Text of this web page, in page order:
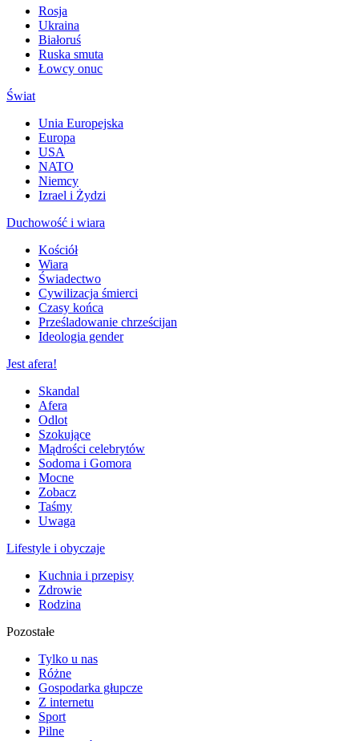
Rosja
Ukraina
Białoruś
Ruska smuta
Łowcy onuc
Świat
Unia Europejska
Europa
USA
NATO
Niemcy
Izrael i Żydzi
Duchowość i wiara
Kościół
Wiara
Świadectwo
Cywilizacja śmierci
Czasy końca
Prześladowanie chrześcijan
Ideologia gender
Jest afera!
Skandal
Afera
Odlot
Szokujące
Mądrości celebrytów
Sodoma i Gomora
Mocne
Zobacz
Taśmy
Uwaga
Lifestyle i obyczaje
Kuchnia i przepisy
Zdrowie
Rodzina
Pozostałe
Tylko u nas
Różne
Gospodarka głupcze
Z internetu
Sport
Pilne